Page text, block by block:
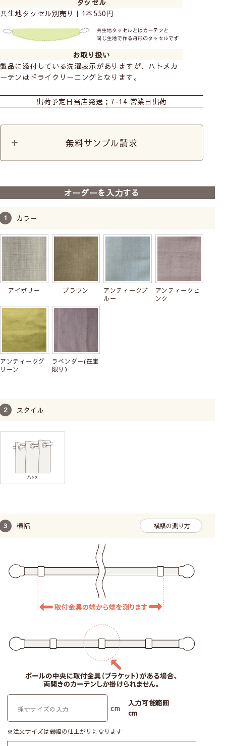
共生地タッセル別売り｜1本550円
お取り扱い
製品に添付している洗濯表示がありますが、ハトメカ
ーテンはドライクリーニングとなります。
ダブルシェード カフェ カット生地
カーテンレースセット
前
【ハトメカーテン】パレッ
ト｜ディープ＆ビビッド4色
次
出荷予定日 当店発送：7-14 営業日出荷
無料サンプル請求
オーダーを入力する
カラー
アイボリー ブラウン
アンティークブ
ルー
アンティークピ
ンク
アンティークグ
リーン
ラベンダー(在庫
限り）
スタイル
横幅 横幅の測り方
cm
入力可能範囲
cm
※注文サイズは総幅の仕上がりになります